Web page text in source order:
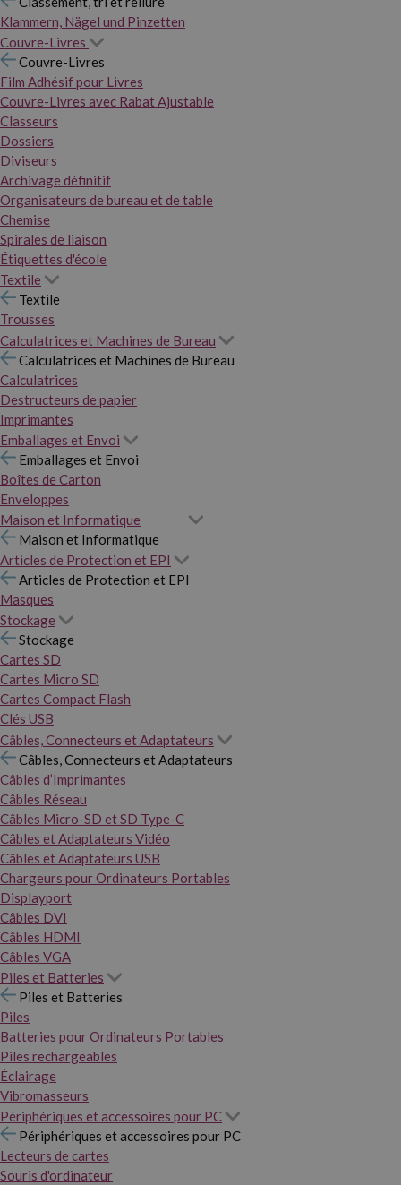
Klammern, Nägel und Pinzetten
Couvre-Livres
Couvre-Livres
Film Adhésif pour Livres
Couvre-Livres avec Rabat Ajustable
Classeurs
Dossiers
Diviseurs
Archivage définitif
Organisateurs de bureau et de table
Chemise
Spirales de liaison
Étiquettes d'école
Textile
Textile
Trousses
Calculatrices et Machines de Bureau
Calculatrices et Machines de Bureau
Calculatrices
Destructeurs de papier
Imprimantes
Emballages et Envoi
Emballages et Envoi
Boîtes de Carton
Enveloppes
Maison et Informatique
Maison et Informatique
Articles de Protection et EPI
Articles de Protection et EPI
Masques
Stockage
Stockage
Cartes SD
Cartes Micro SD
Cartes Compact Flash
Clés USB
Câbles, Connecteurs et Adaptateurs
Câbles, Connecteurs et Adaptateurs
Câbles d’Imprimantes
Câbles Réseau
Câbles Micro-SD et SD Type-C
Câbles et Adaptateurs Vidéo
Câbles et Adaptateurs USB
Chargeurs pour Ordinateurs Portables
Displayport
Câbles DVI
Câbles HDMI
Câbles VGA
Piles et Batteries
Piles et Batteries
Piles
Batteries pour Ordinateurs Portables
Piles rechargeables
Éclairage
Vibromasseurs
Périphériques et accessoires pour PC
Périphériques et accessoires pour PC
Lecteurs de cartes
Souris d'ordinateur